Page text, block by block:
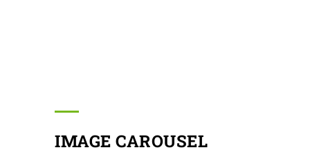
IMAGE CAROUSEL